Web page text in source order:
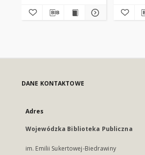
DANE KONTAKTOWE
Adres
Wojewódzka Biblioteka Publiczna
im. Emilii Sukertowej-Biedrawiny